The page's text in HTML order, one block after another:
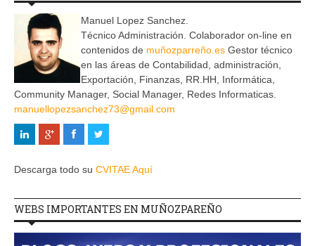
Manuel Lopez Sanchez.
Técnico Administración. Colaborador on-line en
contenidos de muñozparreño.es Gestor técnico
en las áreas de Contabilidad, administración,
Exportación, Finanzas, RR.HH, Informática,
Community Manager, Social Manager, Redes Informaticas.
manuellopezsanchez73@gmail.com
Descarga todo su CVITAE Aquí
WEBS IMPORTANTES EN MUÑOZPAREÑO